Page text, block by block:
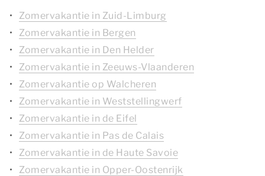
Zomervakantie in Zuid-Limburg
Zomervakantie in Bergen
Zomervakantie in Den Helder
Zomervakantie in Zeeuws-Vlaanderen
Zomervakantie op Walcheren
Zomervakantie in Weststellingwerf
Zomervakantie in de Eifel
Zomervakantie in Pas de Calais
Zomervakantie in de Haute Savoie
Zomervakantie in Opper-Oostenrijk